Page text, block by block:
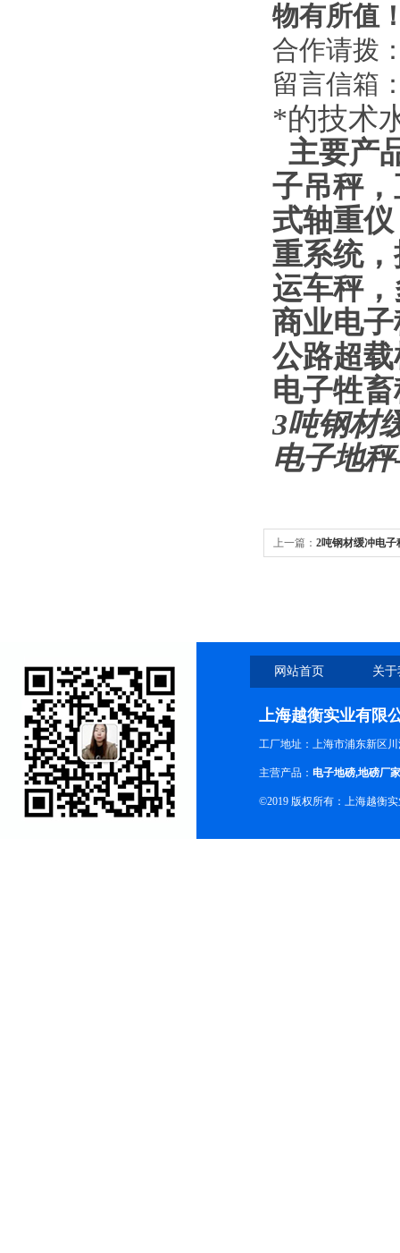
物有所值
合作请拨
留言信箱
*的技术
主要产
子吊秤
式轴重
重系统
运车秤
商业电
公路超
电子牲
3吨钢材
电子地秤
上一篇： 2吨钢材缓冲电子
网站首页 关
上海越衡实业有限
工厂地址：上海市浦东新区川
主营产品： 电子地磅,地磅厂家
©2019 版权所有：上海越衡